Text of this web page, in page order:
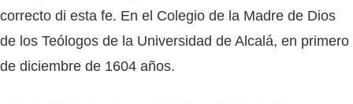
correcto di esta fe. En el Colegio de la Madre de Dios
de los Teólogos de la Universidad de Alcalá, en primero
de diciembre de 1604 años.